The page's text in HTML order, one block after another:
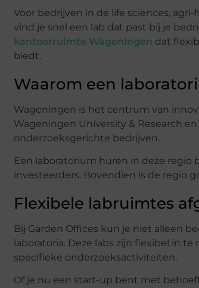
Voor bedrijven in de life sciences,
vind je snel een lab dat past bij je
kantoorruimte Wageningen dat
biedt.
Waarom een
Wageningen is het centrum van
Wageningen University & Research
onderzoeksgerichte bedrijven.
Een laboratorium huren in deze
investeerders. Bovendien is de regio
Flexibele labruimtes
Bij Garden Offices kun je niet alleen
laboratoria. Deze labs zijn flexibel in
specifieke onderzoeksactiviteiten.
Of je nu een start-up bent met